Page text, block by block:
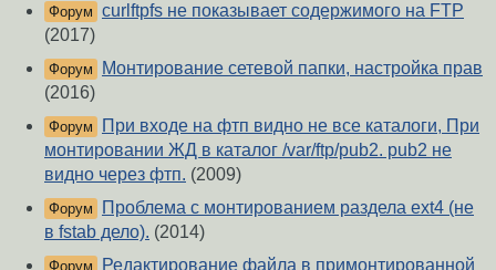
Форум curlftpfs не показывает содержимого на FTP
(2017)
Форум
Монтирование сетевой папки, настройка прав
(2016)
Форум
При входе на фтп видно не все каталоги, При
монтировании ЖД в каталог /var/ftp/pub2. pub2 не
видно через фтп. (2009)
Форум
Проблема с монтированием раздела ext4 (не
в fstab дело). (2014)
Форум Редактирование файла в примонтированной